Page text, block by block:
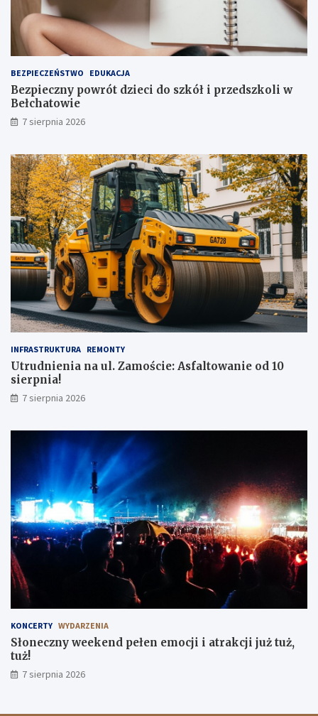
ż
u
ż
,
t
u
ż
BEZPIECZEŃSTWO EDUKACJA
Bezpieczny powrót dzieci do szkół i przedszkoli w
Bełchatowie
7 sierpnia 2026
INFRASTRUKTURA REMONTY
Utrudnienia na ul. Zamoście: Asfaltowanie od 10
sierpnia!
7 sierpnia 2026
KONCERTY WYDARZENIA
Słoneczny weekend pełen emocji i atrakcji już tuż,
tuż!
7 sierpnia 2026